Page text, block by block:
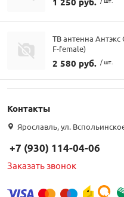
ТВ антенна Антэкс
F-female)
2 580 руб. / шт.
Контакты
Ярославль, ул.
+7 (930) 114-04-06
Заказать звонок